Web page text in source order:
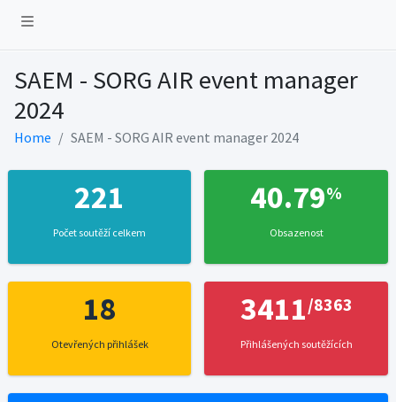
SAEM - SORG AIR event manager
2024
Home SAEM - SORG AIR event manager 2024
221
Počet soutěží celkem
40.79%
Obsazenost
18
Otevřených přihlášek
3411/8363
Přihlášených soutěžících